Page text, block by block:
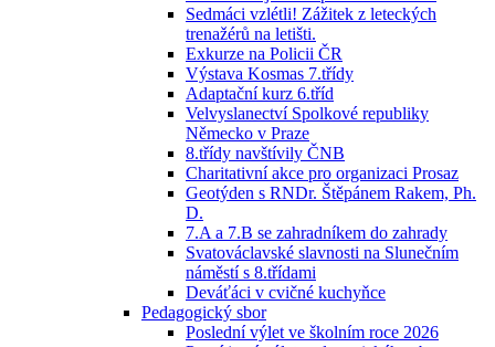
Sedmáci vzlétli! Zážitek z leteckých
trenažérů na letišti.
Exkurze na Policii ČR
Výstava Kosmas 7.třídy
Adaptační kurz 6.tříd
Velvyslanectví Spolkové republiky
Německo v Praze
8.třídy navštívily ČNB
Charitativní akce pro organizaci Prosaz
Geotýden s RNDr. Štěpánem Rakem, Ph.
D.
7.A a 7.B se zahradníkem do zahrady
Svatováclavské slavnosti na Slunečním
náměstí s 8.třídami
Deváťáci v cvičné kuchyňce
Pedagogický sbor
Poslední výlet ve školním roce 2026